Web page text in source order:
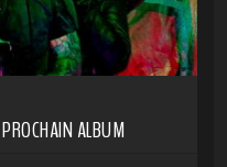
ALBUM